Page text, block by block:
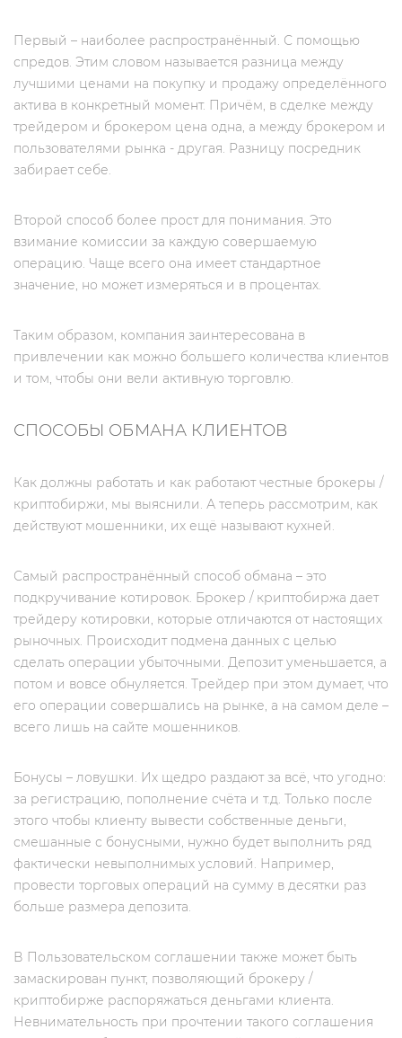
Первый – наиболее распространённый. С помощью
спредов. Этим словом называется разница между
лучшими ценами на покупку и продажу определённого
актива в конкретный момент. Причём, в сделке между
трейдером и брокером цена одна, а между брокером и
пользователями рынка - другая. Разницу посредник
забирает себе.
Второй способ более прост для понимания. Это
взимание комиссии за каждую совершаемую
операцию. Чаще всего она имеет стандартное
значение, но может измеряться и в процентах.
Таким образом, компания заинтересована в
привлечении как можно большего количества клиентов
и том, чтобы они вели активную торговлю.
СПОСОБЫ ОБМАНА КЛИЕНТОВ
Как должны работать и как работают честные брокеры /
криптобиржи, мы выяснили. А теперь рассмотрим, как
действуют мошенники, их ещё называют кухней.
Самый распространённый способ обмана – это
подкручивание котировок. Брокер / криптобиржа дает
трейдеру котировки, которые отличаются от настоящих
рыночных. Происходит подмена данных с целью
сделать операции убыточными. Депозит уменьшается, а
потом и вовсе обнуляется. Трейдер при этом думает, что
его операции совершались на рынке, а на самом деле –
всего лишь на сайте мошенников.
Бонусы – ловушки. Их щедро раздают за всё, что угодно:
за регистрацию, пополнение счёта и т.д. Только после
этого чтобы клиенту вывести собственные деньги,
смешанные с бонусными, нужно будет выполнить ряд
фактически невыполнимых условий. Например,
провести торговых операций на сумму в десятки раз
больше размера депозита.
В Пользовательском соглашении также может быть
замаскирован пункт, позволяющий брокеру /
криптобирже распоряжаться деньгами клиента.
Невнимательность при прочтении такого соглашения